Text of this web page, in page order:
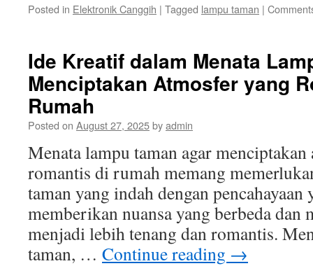
Posted in Elektronik Canggih | Tagged lampu taman |
Ide Kreatif dalam Menata
Menciptakan Atmosfer yang
Rumah
Posted on August 27, 2025byadmin
Menata lampu taman agar
romantis di rumah memang
taman yang indah dengan pencahayaan
memberikan nuansa yang berbeda dan
menjadi lebih tenang dan romantis.
taman, … Continue reading →